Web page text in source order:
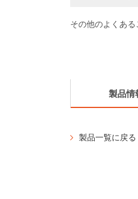
その他のよくある
製品情
製品一覧に戻る